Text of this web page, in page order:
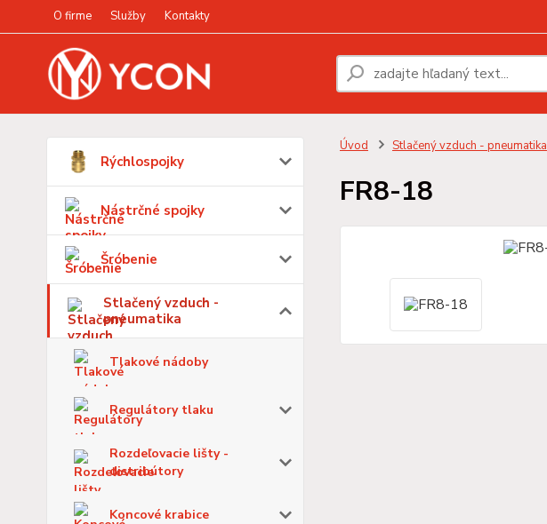
O firme Služby Kontakty
Rýchlospojky
Nástrčné spojky
Šróbenie
Stlačený vzduch -
pneumatika
Tlakové nádoby
Regulátory tlaku
Rozdeľovacie lišty -
distribútory
Koncové krabice
Úvod Stlačený vzduch - pneumatika
FR8-18